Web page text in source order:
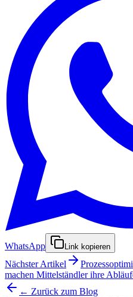
WhatsApp Link kopieren
Nächster Artikel
machen Mittelständler ihre
← Zurück zum Blog